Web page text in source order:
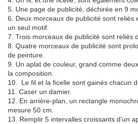
5. Une page de publicité, déchirée en 9
6. Deux morceaux de publicité sont reliés
un seul motif.
7. Trois morceaux de publicité sont reliés
8. Quatre morceaux de publicité sont
de peinture.
9. Un aplat de couleur, grand comme
la composition.
10. Le fil et la ficelle sont gainés chacun
11. Caser un damier.
12. En arrière-plan, un rectangle
mesure 50 cm.
13. Remplir 5 intervalles croissants d’un